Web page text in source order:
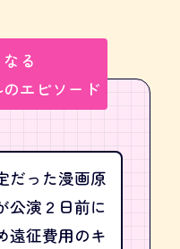
る
エピソード
だった漫画原
公演２日前に
遠征費用のキ